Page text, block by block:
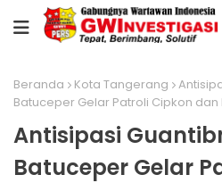
Beranda Kota Tangerang
Batuceper Gelar Patroli Cipkon dan
Antisipasi
Batuceper Gelar